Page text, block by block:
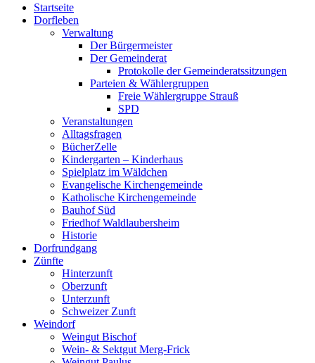
oben
scrollen
Startseite
Dorfleben
Verwaltung
Der Bürgermeister
Der Gemeinderat
Protokolle der Gemeinderatssitzungen
Parteien & Wählergruppen
Freie Wählergruppe Strauß
SPD
Veranstaltungen
Alltagsfragen
BücherZelle
Kindergarten – Kinderhaus
Spielplatz im Wäldchen
Evangelische Kirchengemeinde
Katholische Kirchengemeinde
Bauhof Süd
Friedhof Waldlaubersheim
Historie
Dorfrundgang
Zünfte
Hinterzunft
Oberzunft
Unterzunft
Schweizer Zunft
Weindorf
Weingut Bischof
Wein- & Sektgut Merg-Frick